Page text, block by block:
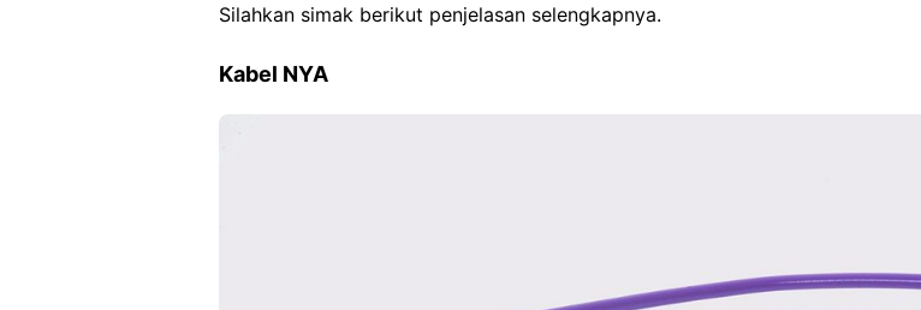
Silahkan simak berikut penjelasan selengkapnya.
Kabel NYA